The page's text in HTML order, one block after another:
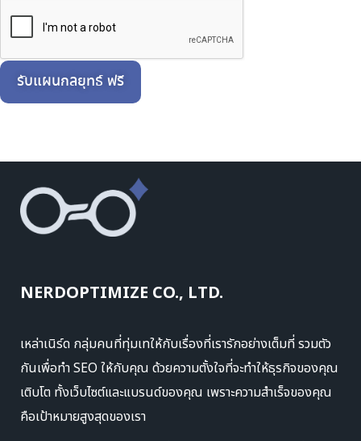
รับแผนกลยุทธ์ ฟรี
NERDOPTIMIZE CO., LTD.
เหล่าเนิร์ด กลุ่มคนที่ทุ่มเทให้กับเรื่องที่เรารักอย่างเต็มที่ รวมตัว
กันเพื่อทำ SEO ให้กับคุณ ด้วยความตั้งใจที่จะทำให้ธุรกิจของคุณ
เติบโต ทั้งเว็บไซต์และแบรนด์ของคุณ เพราะความสำเร็จของคุณ
คือเป้าหมายสูงสุดของเรา